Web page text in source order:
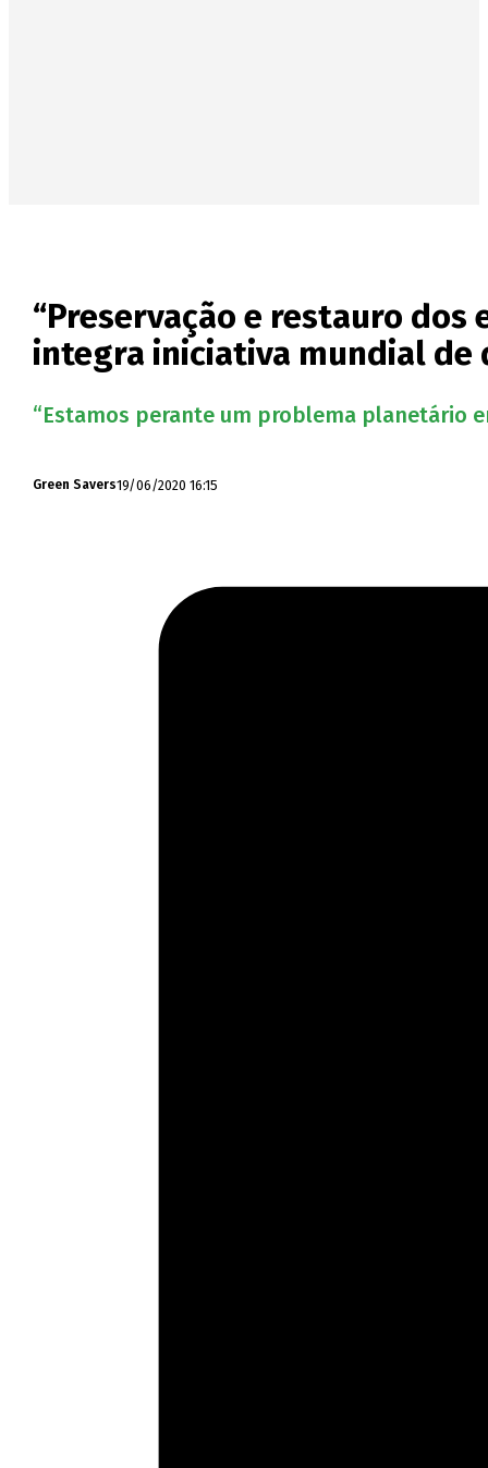
“Preservação e restauro dos
integra iniciativa mundial de
“Estamos perante um problema planetário
Green Savers19/06/2020 16:15